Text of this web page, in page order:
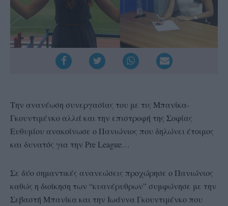
Την ανανέωση συνεργασίας του με τις Μπανίκα-
Γκουντιμένκο αλλά και την επιστροφή της Σοφίας
Ευθυμίου ανακοίνωσε ο Πανιώνιος που δηλώνει έτοιμος
και δυνατός για την Pre League…
Σε δύο σημαντικές ανανεώσεις προχώρησε ο Πανιώνιος
καθώς η διοίκηση των “κυανέρυθρων” συμφώνησε με την
Σεβαστή Μπανίκα και την Ιωάννα Γκουντιμένκο που